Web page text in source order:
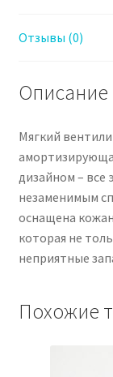
Отзывы (0)
Описание
Мягкий
дизайном – все
незаменимым
оснащена
которая не
неприятные
Похожие